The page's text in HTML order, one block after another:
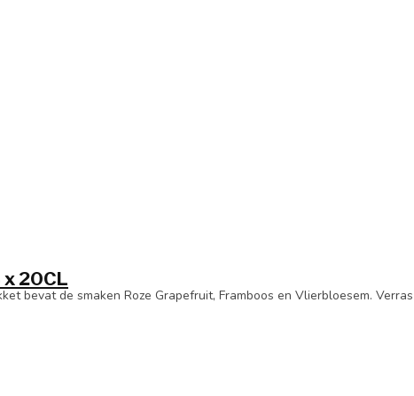
20CL
bevat de smaken Roze Grapefruit, Framboos en Vlierbloesem.